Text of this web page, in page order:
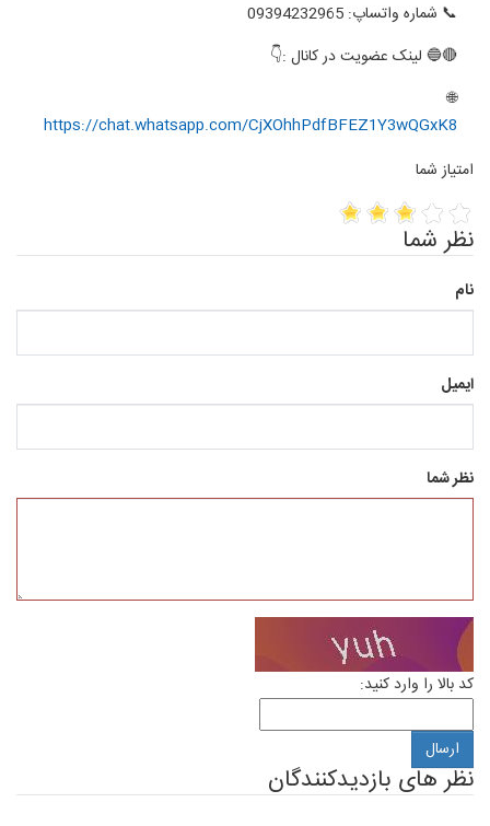
📞 شماره واتساپ: 09394232965
🔴🔵 لینک عضویت در کانال :👇
🌐
https://chat.whatsapp.com/CjXOhhPdfBFEZ1Y3wQGxK8
امتیاز شما
نظر شما
نام
ایمیل
نظر شما
کد بالا را وارد کنید:
نظر های بازدیدکنندگان